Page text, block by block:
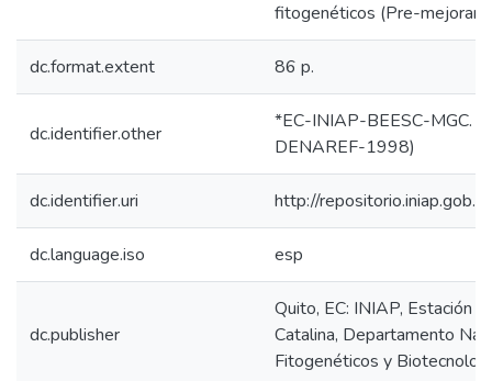
fitogenéticos (Pre-
dc.format.extent 86 p.
dc.identifier.other
*EC-INIAP-BEESC-MGC.
DENAREF-1998)
dc.identifier.uri http://
dc.language.iso esp
dc.publisher
Quito, EC: INIAP, Estación
Catalina, Departamento
Fitogenéticos y